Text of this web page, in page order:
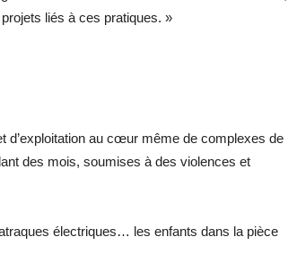
liés à ces pratiques. »
d’exploitation au cœur même de complexes de
des mois, soumises à des violences et
électriques… les enfants dans la pièce